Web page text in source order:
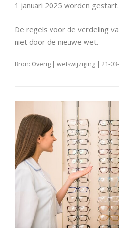
1 januari 2025 worden gestart.
De regels voor de verdeling
niet door de nieuwe wet.
Bron: Overig | wetswijziging | 21-